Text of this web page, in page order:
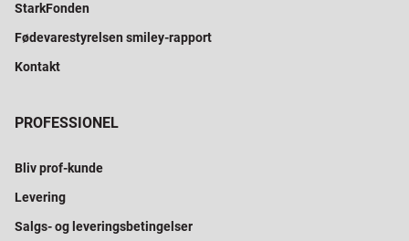
StarkFonden
Fødevarestyrelsen smiley-rapport
Kontakt
PROFESSIONEL
Bliv prof-kunde
Levering
Salgs- og leveringsbetingelser